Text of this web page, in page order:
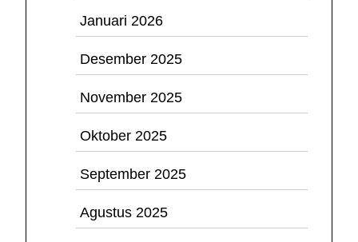
Januari 2026
Desember 2025
November 2025
Oktober 2025
September 2025
Agustus 2025